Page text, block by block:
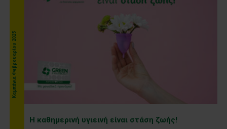
Kαμπάνια Φεβρουαρίου 2025
Η καθημερινή υγιεινή είναι στάση ζωής!